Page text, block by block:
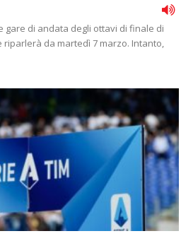
gare di andata degli ottavi di finale di
riparlerà da martedì 7 marzo. Intanto,